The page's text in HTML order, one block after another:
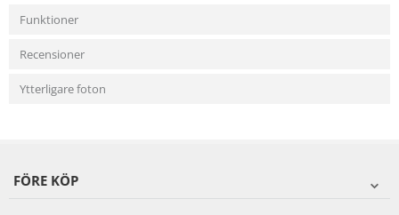
Funktioner
Recensioner
Ytterligare foton
FÖRE KÖP